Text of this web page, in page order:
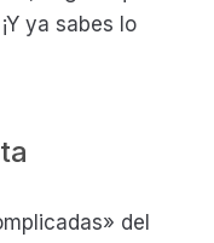
ya sabes lo
del